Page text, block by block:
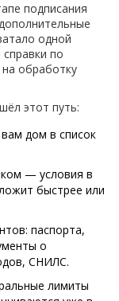
подписания
одной
по
обработку
этот путь:
дом в список
— условия в
быстрее или
паспорта,
о
СНИЛС.
лимиты